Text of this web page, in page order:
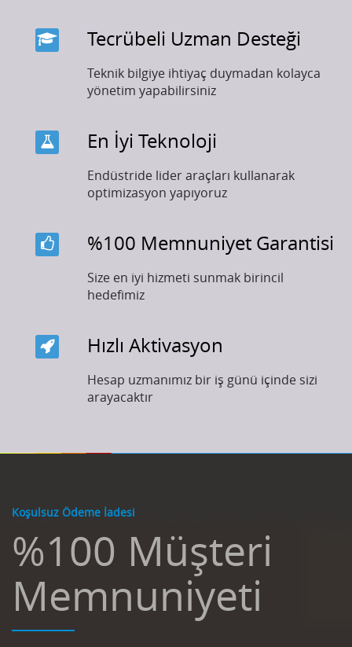
Tecrübeli Uzman Desteği
Teknik bilgiye ihtiyaç duymadan kolayca
yönetim yapabilirsiniz
En İyi Teknoloji
Endüstride lider araçları kullanarak
optimizasyon yapıyoruz
%100 Memnuniyet Garantisi
Size en iyi hizmeti sunmak birincil
hedefimiz
Hızlı Aktivasyon
Hesap uzmanımız bir iş günü içinde sizi
arayacaktır
Koşulsuz Ödeme İadesi
%100 Müşteri
Memnuniyeti